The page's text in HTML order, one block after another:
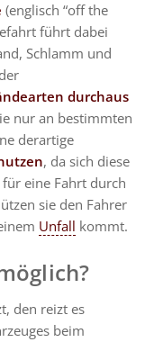
(englisch “off the
führt dabei
Schlamm und
durchaus
nur an bestimmten
derartige
, da sich diese
eine Fahrt durch
sie den Fahrer
Unfall kommt.
den reizt es
beim